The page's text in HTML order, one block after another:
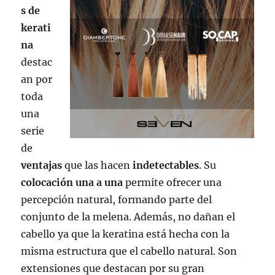
s de
kerati
na
destac
an por
toda
una
serie
de
ventajas que las hacenindetectables. Su
colocación una a una permite ofrecer una
percepción natural, formando parte del
conjunto de la melena. Además, no dañan el
cabello ya que la keratina está hecha con la
misma estructura que el cabello natural. Son
extensiones que destacan por su gran